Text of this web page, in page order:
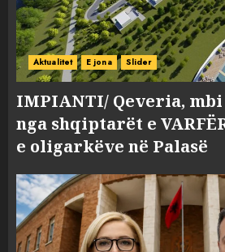
Aktualitet E jona Slider
IMPIANTI/ Qeveria, mbi
nga shqiptarët e
e oligarkëve në Palasë